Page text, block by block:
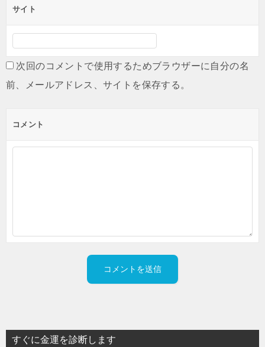
サイト
次回のコメントで使用するためブラウザーに自分の名
前、メールアドレス、サイトを保存する。
コメント
すぐに金運を診断します